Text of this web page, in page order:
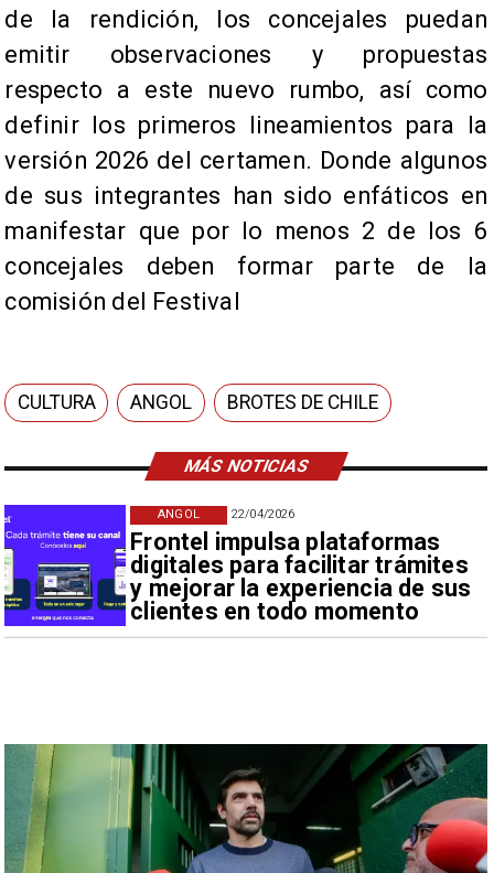
MÁS NOTICIAS
22/04/2026
Frontel impulsa plataformas
digitales para facilitar trámites
y mejorar la experiencia de sus
clientes en todo momento
ANGOL
de la rendición, los concejales puedan
emitir observaciones y propuestas
respecto a este nuevo rumbo, así como
definir los primeros lineamientos para la
versión 2026 del certamen. Donde algunos
de sus integrantes han sido enfáticos en
manifestar que por lo menos 2 de los 6
concejales deben formar parte de la
comisión del Festival
CULTURA ANGOL BROTES DE CHILE